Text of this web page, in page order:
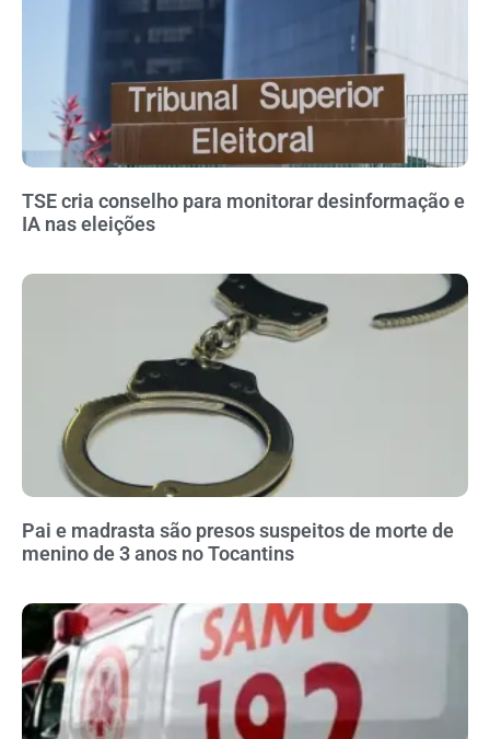
TSE cria conselho para monitorar desinformação e
IA nas eleições
Pai e madrasta são presos suspeitos de morte de
menino de 3 anos no Tocantins